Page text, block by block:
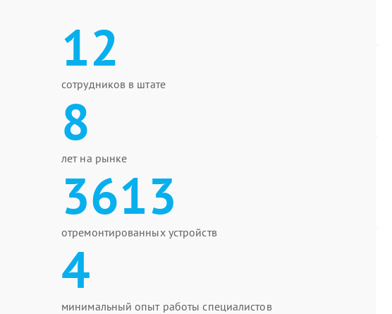
12
сотрудников в штате
8
лет на рынке
3613
отремонтированных устройств
4
минимальный опыт работы специалистов